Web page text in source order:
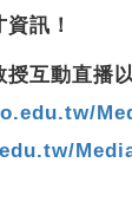
訊！
互動直播